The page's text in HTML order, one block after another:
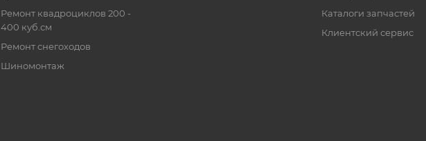
Ремонт квадроциклов 200 -
400 куб.см
Ремонт снегоходов
Шиномонтаж
Каталоги запчастей
Клиентский сервис